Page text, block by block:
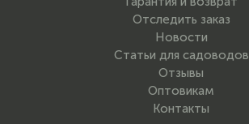
Отследить заказ
Новости
Статьи для садоводов
Отзывы
Оптовикам
Контакты